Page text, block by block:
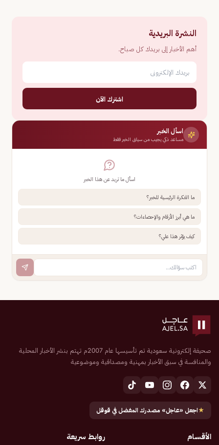
النشرة البريدية
أهم الأخبار إلى بريدك كل صباح.
اشترك الآن
اسأل الخبر
مساعد ذكي يجيب من سياق الخبر فقط
اسأل ما تريد عن هذا الخبر
ما الفكرة الرئيسية للخبر؟
ما هي أبرز الأرقام والإحصاءات؟
كيف يؤثر هذا علي؟
صحيفة إلكترونية سعودية تم تأسيسها عام 2007م تهتم بنشر الأخبار المحلية
والمنافسة في سبق الأخبار بمهنية ومصداقية وموضوعية
★اجعل «عاجل» مصدرك المفضل في قوقل
الأقسام روابط سريعة